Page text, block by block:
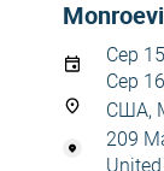
Сер
Сер
США,
209